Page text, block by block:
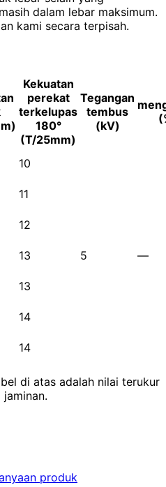
dalam lebar maksimum.
kami secara terpisah.
Kekuatan
perekat
terkelupas
180°
(T/25mm)
Tegangan
tembus
(kV)
10
5 —
11
12
13
13
14
14
di atas adalah nilai terukur
produk